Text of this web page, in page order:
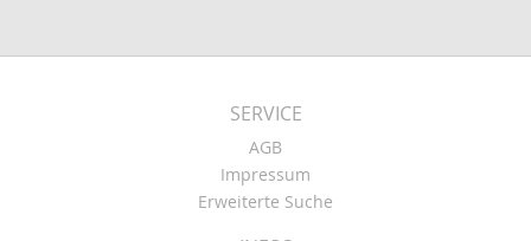
SERVICE
AGB
Impressum
Erweiterte Suche